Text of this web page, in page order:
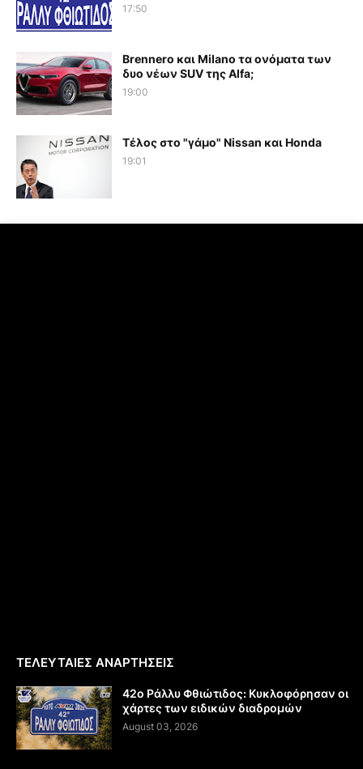
17:50
Brennero και Milano τα ονόματα των
δυο νέων SUV της Alfa;
19:00
Τέλος στο "γάμο" Nissan και Honda
19:01
ΤΕΛΕΥΤΑΙΕΣ ΑΝΑΡΤΗΣΕΙΣ
42ο Ράλλυ Φθιώτιδος: Κυκλοφόρησαν οι
χάρτες των ειδικών διαδρομών
August 03, 2026